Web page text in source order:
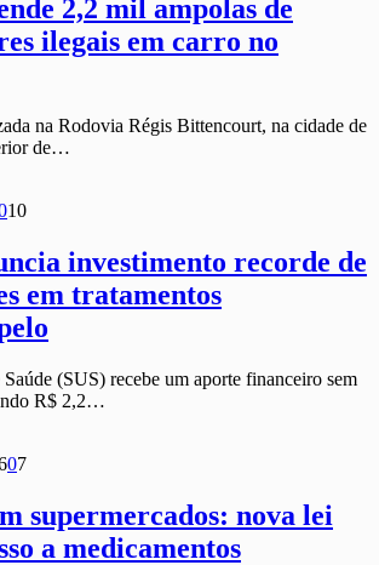
2,2 mil ampolas de
ilegais em carro no
na Rodovia Régis Bittencourt, na cidade de
de…
10
investimento recorde de
em tratamentos
(SUS) recebe um aporte financeiro sem
R$ 2,2…
07
supermercados: nova lei
a medicamentos